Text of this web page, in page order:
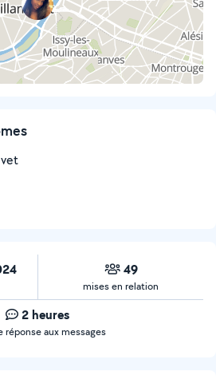
49
mises en relation
2 heures
réponse aux messages